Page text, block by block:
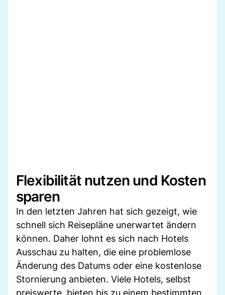
Flexibilität nutzen und Kosten
sparen
In den letzten Jahren hat sich gezeigt, wie
schnell sich Reisepläne unerwartet ändern
können. Daher lohnt es sich nach Hotels
Ausschau zu halten, die eine problemlose
Änderung des Datums oder eine kostenlose
Stornierung anbieten. Viele Hotels, selbst
preiswerte, bieten bis zu einem bestimmten